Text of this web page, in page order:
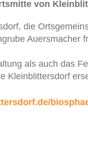
von
die
Auersmacher
als auch das
Kleinblittersdorf